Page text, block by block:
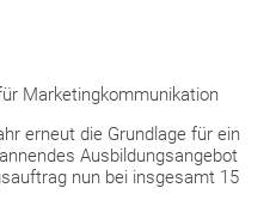
Marketingkommunikation
erneut die Grundlage für ein
Ausbildungsangebot
nun bei insgesamt 15